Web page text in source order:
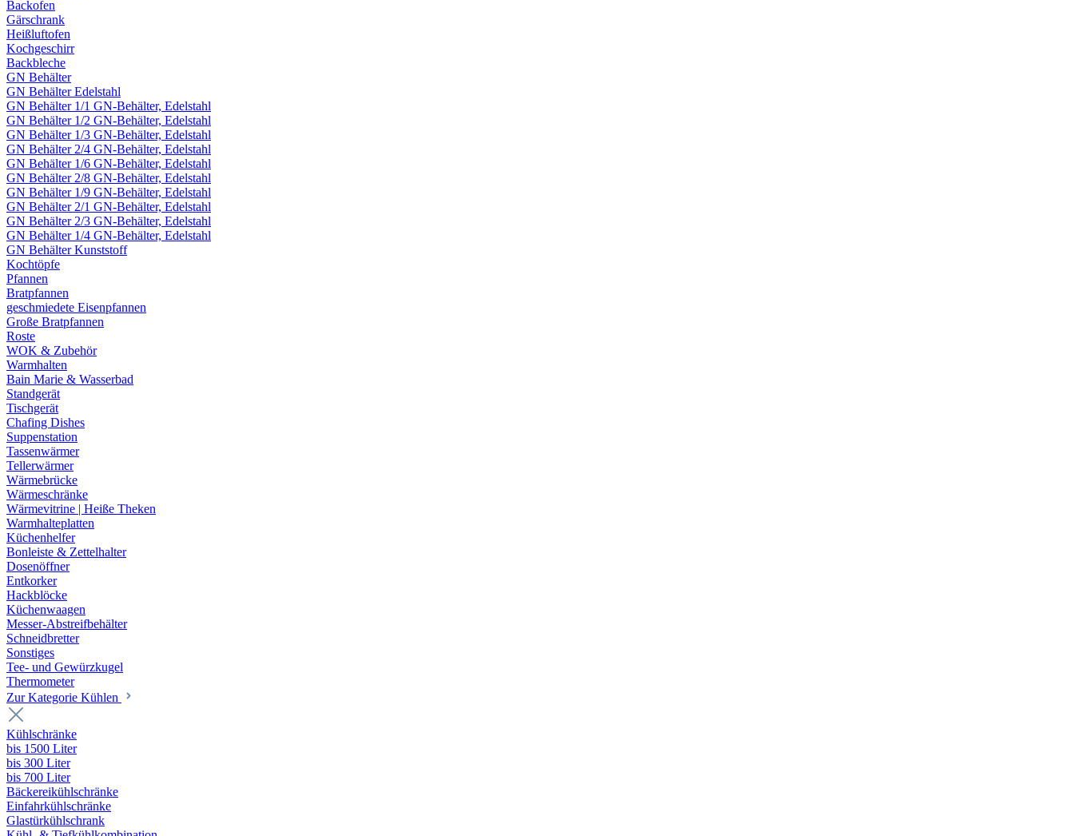
Backofen
Gärschrank
Heißluftofen
Kochgeschirr
Backbleche
GN Behälter
GN Behälter Edelstahl
GN Behälter 1/1 GN-Behälter, Edelstahl
GN Behälter 1/2 GN-Behälter, Edelstahl
GN Behälter 1/3 GN-Behälter, Edelstahl
GN Behälter 2/4 GN-Behälter, Edelstahl
GN Behälter 1/6 GN-Behälter, Edelstahl
GN Behälter 2/8 GN-Behälter, Edelstahl
GN Behälter 1/9 GN-Behälter, Edelstahl
GN Behälter 2/1 GN-Behälter, Edelstahl
GN Behälter 2/3 GN-Behälter, Edelstahl
GN Behälter 1/4 GN-Behälter, Edelstahl
GN Behälter Kunststoff
Kochtöpfe
Pfannen
Bratpfannen
geschmiedete Eisenpfannen
Große Bratpfannen
Roste
WOK & Zubehör
Warmhalten
Bain Marie & Wasserbad
Standgerät
Tischgerät
Chafing Dishes
Suppenstation
Tassenwärmer
Tellerwärmer
Wärmebrücke
Wärmeschränke
Wärmevitrine | Heiße Theken
Warmhalteplatten
Küchenhelfer
Bonleiste & Zettelhalter
Dosenöffner
Entkorker
Hackblöcke
Küchenwaagen
Messer-Abstreifbehälter
Schneidbretter
Sonstiges
Tee- und Gewürzkugel
Thermometer
Zur Kategorie Kühlen
Kühlschränke
bis 1500 Liter
bis 300 Liter
bis 700 Liter
Bäckereikühlschränke
Einfahrkühlschränke
Glastürkühlschrank